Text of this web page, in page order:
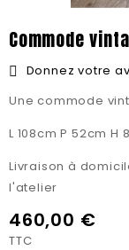
Commode
Donnez votre
Une commode
L 108cm P 52cm H
Livraison à
l'atelier
460,00 €
TTC